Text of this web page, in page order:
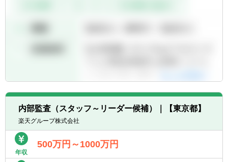
向上
■報告と提言：
・ビジネスユニットの内部統制構造の有効性
に関するレポートを行い、効率性を向上させ
内部監査（スタッフ～リーダー候補）｜【東京都】
楽天グループ株式会社
年収
500万円～1000万円